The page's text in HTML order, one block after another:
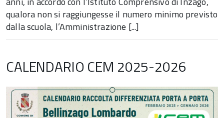
qualora non si raggiungesse il numero minimo previsto
dalla scuola, l’Amministrazione [...]
CALENDARIO CEM 2025-2026